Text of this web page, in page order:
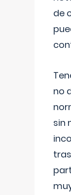
de
no
sin